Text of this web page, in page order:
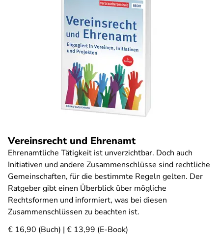
Vereinsrecht und Ehrenamt
Ehrenamtliche Tätigkeit ist unverzichtbar. Doch auch
Initiativen und andere Zusammenschlüsse sind rechtliche
Gemeinschaften, für die bestimmte Regeln gelten. Der
Ratgeber gibt einen Überblick über mögliche
Rechtsformen und informiert, was bei diesen
Zusammenschlüssen zu beachten ist.
€ 16,90 (Buch) | € 13,99 (E-Book)